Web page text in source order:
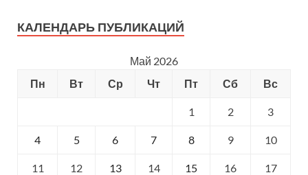
КАЛЕНДАРЬ ПУБЛИКАЦИЙ
Май 2026
Пн
Вт Ср Чт Пт Сб Вс
1 2 3
4 5 6 7 8 9 10
11 12 13 14 15 16 17